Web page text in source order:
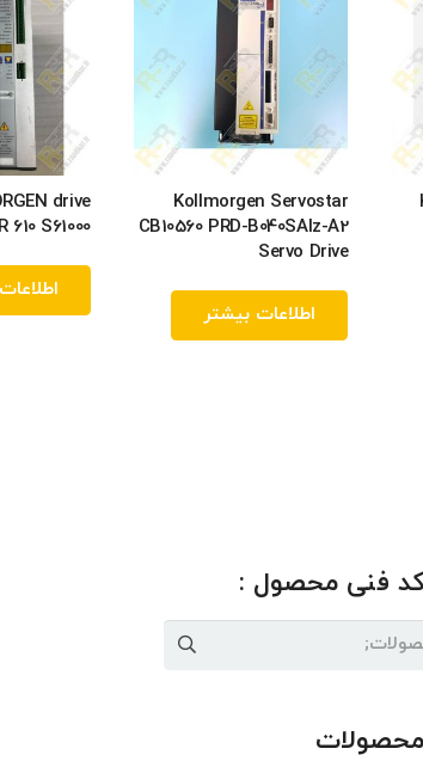
Kollmorgen Servostar
CB10560 PRD-B040SAIz-A2
Servo Drive
اطلاعات بیشتر
drive
610 S61000
فنی محصول :